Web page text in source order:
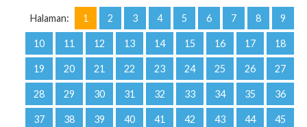
Halaman: 1 2 3 4 5 6 7 8 9
10 11 12 13 14 15 16 17 18
19 20 21 22 23 24 25 26 27
28 29 30 31 32 33 34 35 36
37 38 39 40 41 42 43 44 45